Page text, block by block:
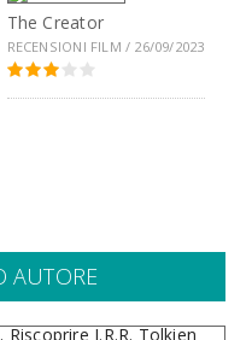
The Creator
RECENSIONI FILM / 26/09/2023
AUTORE